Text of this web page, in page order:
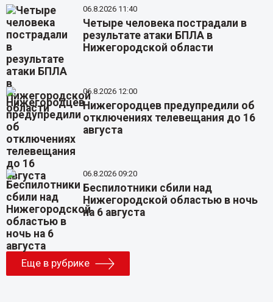
06.8.2026 11:40
Четыре человека пострадали в
результате атаки БПЛА в
Нижегородской области
06.8.2026 12:00
Нижегородцев предупредили об
отключениях телевещания до 16
августа
06.8.2026 09:20
Беспилотники сбили над
Нижегородской областью в ночь
на 6 августа
Еще в рубрике